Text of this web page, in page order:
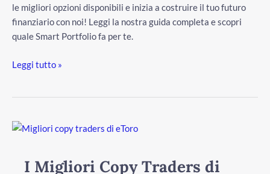
le migliori opzioni disponibili e inizia a costruire il tuo futuro
finanziario con noi! Leggi la nostra guida completa e scopri
quale Smart Portfolio fa per te.
Leggi tutto »
I Migliori Copy Traders di
I
Traders